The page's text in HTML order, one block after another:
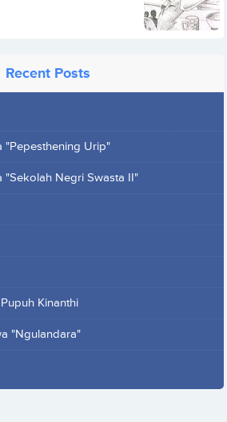
Recent Posts
"Pepesthening Urip"
"Sekolah Negri Swasta II"
Kinanthi
"Ngulandara"